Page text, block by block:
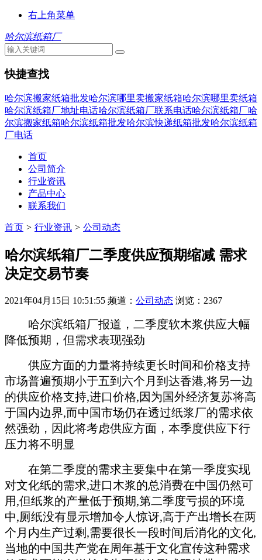
右上角菜单
哈尔滨纸箱厂
快捷查找
哈尔滨搬家纸箱批发哈尔滨哪里卖搬家纸箱哈尔滨哪里卖纸箱
哈尔滨纸箱厂地址电话哈尔滨纸箱厂联系电话哈尔滨纸箱厂哈
尔滨搬家纸箱哈尔滨纸箱批发哈尔滨快递纸箱批发哈尔滨纸箱
厂电话
首页
公司简介
行业资讯
产品中心
联系我们
首页 > 行业资讯 > 公司动态
哈尔滨纸箱厂二季度供应预期缩减 需求
决定交易节奏
2021年04月15日 10:51:55 频道： 公司动态 浏览：2367
哈尔滨纸箱厂报道，二季度软木浆供应大幅
降低预期，但需求表现强劲
供应方面的力量将持续更长时间和价格支持
市场普遍预期小于五到六个月到达香港,将另一边
的供应价格支持,进口价格,因为国外经济复苏将高
于国内边界,而中国市场仍在透过纸浆厂的需求依
然强劲，因此将考虑供应方面，本季度供应下行
压力将不明显
在第二季度的需求主要集中在第一季度实现
对文化纸的需求,进口木浆的总消费在中国仍然可
用,但纸浆的产量低于预期,第二季度亏损的环境
中,厕纸没有显示增加令人惊讶,高于产出增长在两
个月内生产过剩,需要很长一段时间后消化的文化,
当地的中国共产党在周年基于文化宣传这种需求